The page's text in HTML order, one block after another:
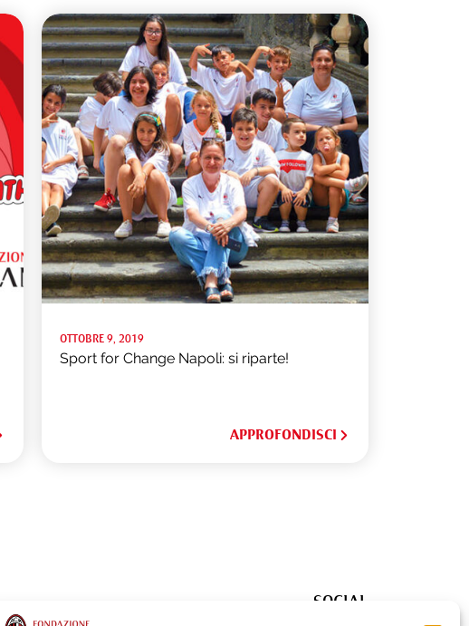
OTTOBRE 9, 2019
Sport for Change Napoli: si riparte!
APPROFONDISCI
SOCIAL